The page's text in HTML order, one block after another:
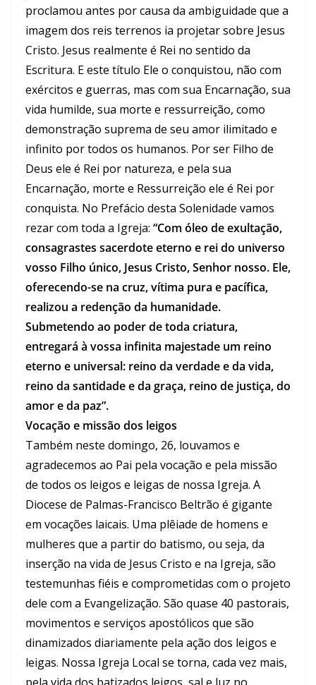
proclamou antes por causa da ambiguidade que a
imagem dos reis terrenos ia projetar sobre Jesus
Cristo. Jesus realmente é Rei no sentido da
Escritura. E este título Ele o conquistou, não com
exércitos e guerras, mas com sua Encarnação, sua
vida humilde, sua morte e ressurreição, como
demonstração suprema de seu amor ilimitado e
infinito por todos os humanos. Por ser Filho de
Deus ele é Rei por natureza, e pela sua
Encarnação, morte e Ressurreição ele é Rei por
conquista. No Prefácio desta Solenidade vamos
rezar com toda a Igreja: “Com óleo de exultação,
consagrastes sacerdote eterno e rei do universo
vosso Filho único, Jesus Cristo, Senhor nosso. Ele,
oferecendo-se na cruz, vítima pura e pacífica,
realizou a redenção da humanidade.
Submetendo ao poder de toda criatura,
entregará à vossa infinita majestade um reino
eterno e universal: reino da verdade e da vida,
reino da santidade e da graça, reino de justiça, do
amor e da paz”.
Vocação e missão dos leigos
Também neste domingo, 26, louvamos e
agradecemos ao Pai pela vocação e pela missão
de todos os leigos e leigas de nossa Igreja. A
Diocese de Palmas-Francisco Beltrão é gigante
em vocações laicais. Uma plêiade de homens e
mulheres que a partir do batismo, ou seja, da
inserção na vida de Jesus Cristo e na Igreja, são
testemunhas fiéis e comprometidas com o projeto
dele com a Evangelização. São quase 40 pastorais,
movimentos e serviços apostólicos que são
dinamizados diariamente pela ação dos leigos e
leigas. Nossa Igreja Local se torna, cada vez mais,